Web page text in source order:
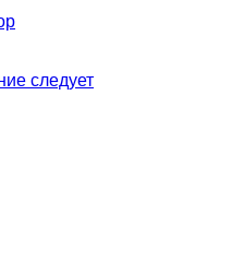
следует